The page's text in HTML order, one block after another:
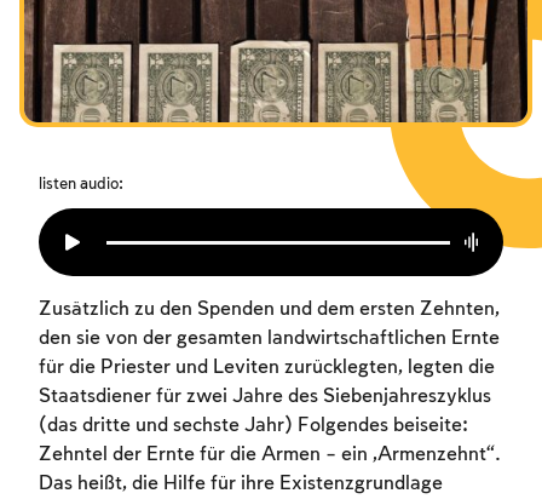
Das Fasten der Zerstörung
Amtseinführung
Purim
listen audio:
Zusätzlich zu den Spenden und dem ersten Zehnten,
den sie von der gesamten landwirtschaftlichen Ernte
für die Priester und Leviten zurücklegten, legten die
Staatsdiener für zwei Jahre des Siebenjahreszyklus
(das dritte und sechste Jahr) Folgendes beiseite:
Zehntel der Ernte für die Armen – ein „Armenzehnt“.
Das heißt, die Hilfe für ihre Existenzgrundlage